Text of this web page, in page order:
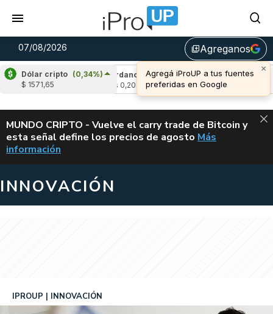
07/08/2026 library_addAgreganos
×
Agregá iProUP a tus fuentes
preferidas en Google
Dólar cripto (0,34%)
$ 1571,65
Cardano (5,95%)
u$s 0,20
Avalanche
u$s 6,45
ALERTA
MUNDO CRIPTO - Vuelve el carry trade de Bitcoin y
esta señal define los precios de agosto VUELVE EL
Más
información
INNOVACIÓN
IPROUP INNOVACIÓN